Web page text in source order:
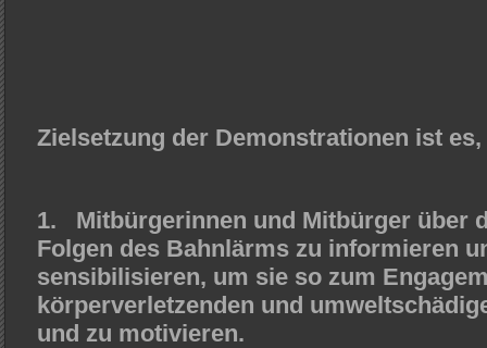
Zielsetzung der Demonstrationen ist es,
1. Mitbürgerinnen und Mitbürger über
Folgen des Bahnlärms zu informieren
sensibilisieren, um sie so zum
körperverletzenden und
und zu motivieren.